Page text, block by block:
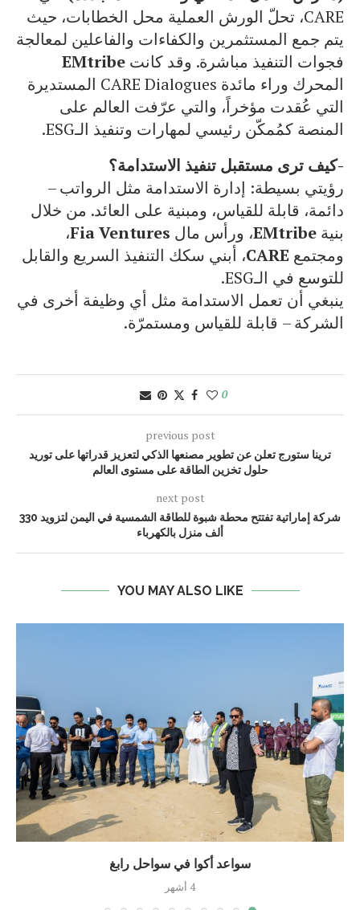
CARE، تحلّ الورش العملية محل الخطابات، حيث
يتم جمع المستثمرين والكفاءات والفاعلين لمعالجة
فجوات التنفيذ مباشرة. وقد كانت EMtribe
المحرك وراء مائدة CARE Dialogues المستديرة
التي عُقدت مؤخراً، والتي عرّفت العالم على
المنصة كمُمكّن رئيسي لمهارات وتنفيذ الـESG.
-كيف ترى مستقبل تنفيذ الاستدامة؟
رؤيتي بسيطة: إدارة الاستدامة مثل الرواتب –
دائمة، قابلة للقياس، ومبنية على العائد. من خلال
بنية EMtribe، ورأس مال Fia Ventures،
ومجتمع CARE، أبني سكك التنفيذ السريع والقابل
للتوسع في الـESG.
ينبغي أن تعمل الاستدامة مثل أي وظيفة أخرى في
الشركة – قابلة للقياس ومستمرّة.
0
previous post
ترينا ستورج تعلن عن تطوير مصنعها الذكي لتعزيز قدراتها على توريد
حلول تخزين الطاقة على مستوى العالم
next post
شركة إماراتية تفتتح محطة شبوة للطاقة الشمسية في اليمن لتزويد 330
ألف منزل بالكهرباء
YOU MAY ALSO LIKE
سواعد أكوا في سواحل رابغ
4 أشهر